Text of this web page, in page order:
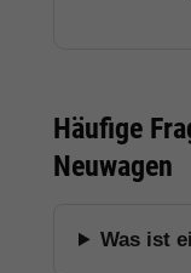
Häufige
Neuwagen
Was ist